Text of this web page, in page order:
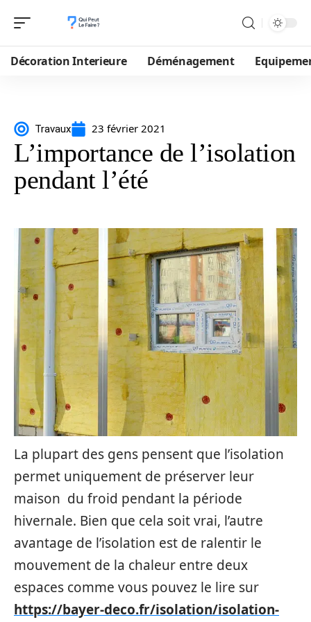
Décoration Interieure Déménagement
Travaux 23 février 2021
L’importance de l’isolation
pendant l’été
La plupart des gens pensent que l’isolation
permet uniquement de préserver leur
maison du froid pendant la période
hivernale. Bien que cela soit vrai, l’autre
avantage de l’isolation est de ralentir le
mouvement de la chaleur entre deux
espaces comme vous pouvez le lire sur
https://bayer-deco.fr/isolation/isolation-